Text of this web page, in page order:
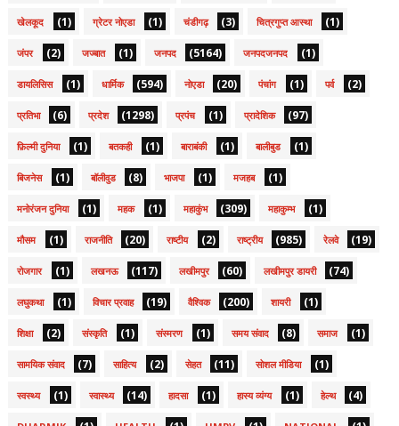
खेलकूद (1) ग्रेटर नोएडा (1) चंडीगढ़ (3) चित्रगुप्त आस्था (1)
जंपर (2) जज्बात (1) जनपद (5164) जनपदजनपद (1)
डायलिसिस (1) धार्मिक (594) नोएडा (20) पंचांग (1) पर्व (2)
प्रतिभा (6) प्रदेश (1298) प्रपंच (1) प्रादेशिक (97)
फ़िल्मी दुनिया (1) बतकही (1) बाराबंकी (1) बालीबुड (1)
बिजनेस (1) बॉलीवुड (8) भाजपा (1) मजहब (1)
मनोरंजन दुनिया (1) महक (1) महाकुंभ (309) महाकुम्भ (1)
मौसम (1) राजनीति (20) राष्टीय (2) राष्ट्रीय (985) रेलवे (19)
रोजगार (1) लखनऊ (117) लखीमपुर (60) लखीमपुर डायरी (74)
लघुकथा (1) विचार प्रवाह (19) वैश्विक (200) शायरी (1)
शिक्षा (2) संस्कृति (1) संस्मरण (1) समय संवाद (8) समाज (1)
सामयिक संवाद (7) साहित्य (2) सेहत (11) सोशल मीडिया (1)
स्वस्थ्य (1) स्वास्थ्य (14) हादसा (1) हास्य व्यंग्य (1) हेल्थ (4)